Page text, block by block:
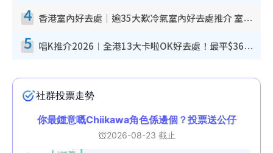
4 香港室內好去處｜逾35大歎冷氣室內好去處推介 室內活動免費避雨無懼落雨
5 唱K推介2026︱全港13大卡啦OK好去處！最平$36起 日文K都有！(附地址+收費詳情)